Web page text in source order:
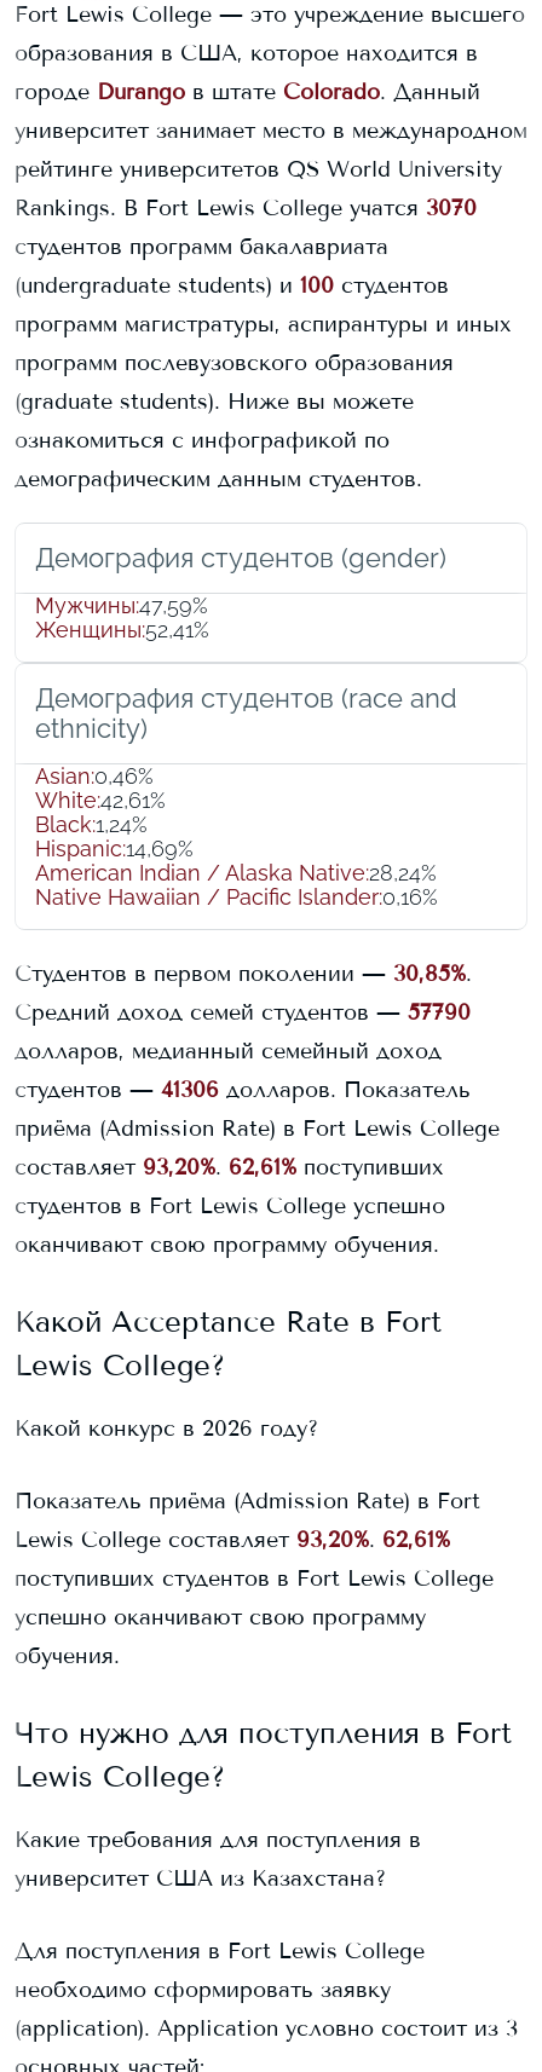
Fort Lewis College — это учреждение высшего
образования в США, которое находится в
городе Durango в штате Colorado. Данный
университет занимает место в международном
рейтинге университетов QS World University
Rankings. В Fort Lewis College учатся 3070
студентов программ бакалавриата
(undergraduate students) и 100 студентов
программ магистратуры, аспирантуры и иных
программ послевузовского образования
(graduate students). Ниже вы можете
ознакомиться с инфографикой по
демографическим данным студентов.
Демография студентов (gender)
Мужчины:47,59%
Женщины:52,41%
Демография студентов (race and
ethnicity)
Asian:0,46%
White:42,61%
Black:1,24%
Hispanic:14,69%
American Indian / Alaska Native:28,24%
Native Hawaiian / Pacific Islander:0,16%
Студентов в первом поколении — 30,85%.
Средний доход семей студентов — 57790
долларов, медианный семейный доход
студентов — 41306 долларов. Показатель
приёма (Admission Rate) в Fort Lewis College
составляет 93,20%. 62,61% поступивших
студентов в Fort Lewis College успешно
оканчивают свою программу обучения.
Какой Acceptance Rate в Fort
Lewis College?
Какой конкурс в 2026 году?
Показатель приёма (Admission Rate) в Fort
Lewis College составляет 93,20%. 62,61%
поступивших студентов в Fort Lewis College
успешно оканчивают свою программу
обучения.
Что нужно для поступления в Fort
Lewis College?
Какие требования для поступления в
университет США из Казахстана?
Для поступления в Fort Lewis College
необходимо сформировать заявку
(application). Application условно состоит из 3